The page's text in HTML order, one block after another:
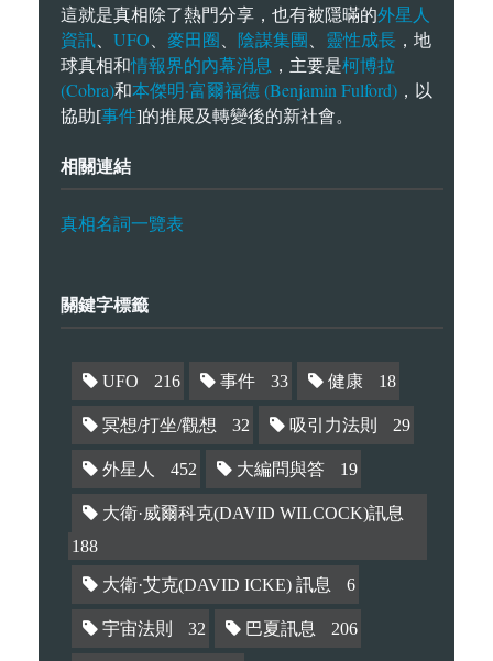
這就是真相除了熱門分享，也有被隱暪的外星人
資訊
UFO 麥田圈 陰謀集團 靈性成長 ，地
球真相和情報界的內幕消息 ，主要是柯博拉
(Cobra)和本傑明·富爾福德 (Benjamin Fulford) ，以
協助[事件]的推展及轉變後的新社會。
相關連結
真相名詞一覽表
關鍵字標籤
UFO 216 事件 33 健康 18
冥想/打坐/觀想 32 吸引力法則 29
外星人 452 大編問與答 19
大衛·威爾科克(DAVID WILCOCK)訊息
188
大衛·艾克(DAVID ICKE) 訊息 6
宇宙法則 32 巴夏訊息 206